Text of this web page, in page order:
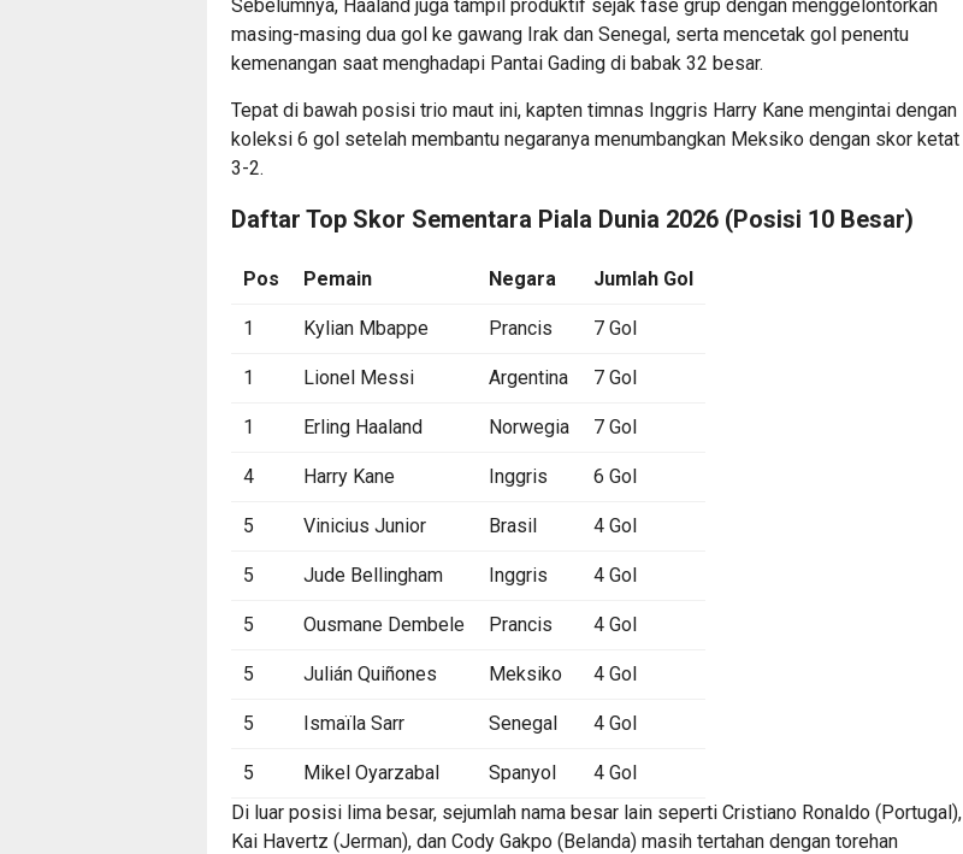
Sebelumnya, Haaland juga tampil produktif sejak fase grup dengan menggelontorkan
masing-masing dua gol ke gawang Irak dan Senegal, serta mencetak gol penentu
kemenangan saat menghadapi Pantai Gading di babak 32 besar.
Tepat di bawah posisi trio maut ini, kapten timnas Inggris Harry Kane mengintai dengan
koleksi 6 gol setelah membantu negaranya menumbangkan Meksiko dengan skor ketat
3-2.
Daftar Top Skor Sementara Piala Dunia 2026 (Posisi 10 Besar)
Pos Pemain Negara Jumlah Gol
1 Kylian Mbappe Prancis 7 Gol
1 Lionel Messi Argentina 7 Gol
1 Erling Haaland Norwegia 7 Gol
4 Harry Kane Inggris 6 Gol
5 Vinicius Junior Brasil 4 Gol
5 Jude Bellingham Inggris 4 Gol
5 Ousmane Dembele Prancis 4 Gol
5 Julián Quiñones Meksiko 4 Gol
5 Ismaïla Sarr Senegal 4 Gol
5 Mikel Oyarzabal Spanyol
4 Gol
Di luar posisi lima besar, sejumlah nama besar lain seperti Cristiano Ronaldo (Portugal),
Kai Havertz (Jerman), dan Cody Gakpo (Belanda) masih tertahan dengan torehan